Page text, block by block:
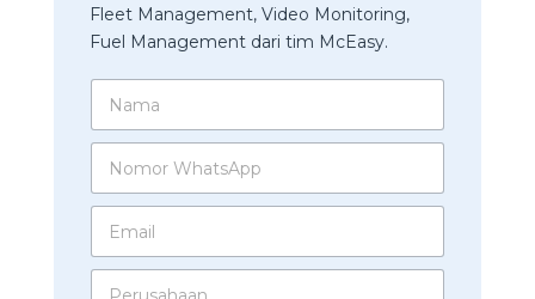
Fleet Management, Video Monitoring,
Fuel Management dari tim McEasy.
N
m
P
r
u
a
N
m
W
E
a
P